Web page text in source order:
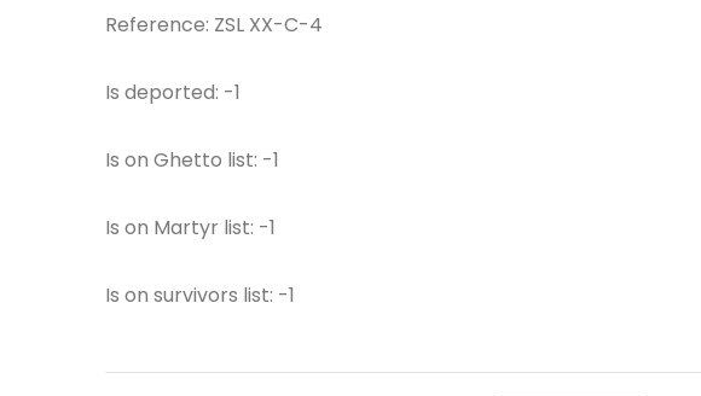
Reference: ZSL XX-C-4
Is deported: -1
Is on Ghetto list: -1
Is on Martyr list: -1
Is on survivors list: -1